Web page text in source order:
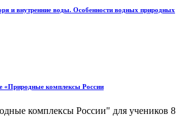
и внутренние воды. Особенности водных природных
комплексы России
комплексы России" для учеников 8